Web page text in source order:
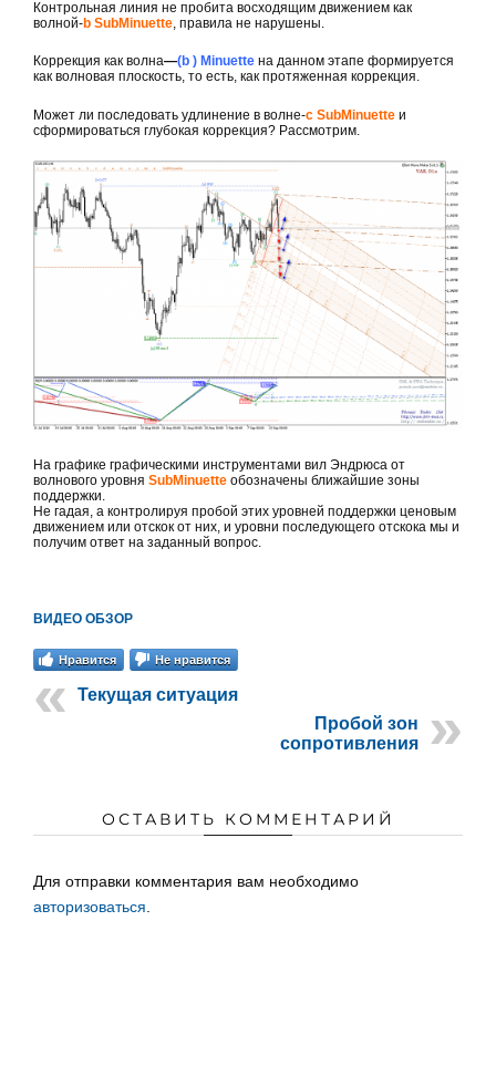
Контрольная линия не пробита восходящим движением как
волной-b SubMinuette, правила не нарушены.
Коррекция как волна—(b ) Minuette на данном этапе формируется
как волновая плоскость, то есть, как протяженная коррекция.
Может ли последовать удлинение в волне-с SubMinuette и
сформироваться глубокая коррекция? Рассмотрим.
На графике графическими инструментами вил Эндрюса от
волнового уровня SubMinuette обозначены ближайшие зоны
поддержки.
Не гадая, а контролируя пробой этих уровней поддержки ценовым
движением или отскок от них, и уровни последующего отскока мы и
получим ответ на заданный вопрос.
ВИДЕО ОБЗОР
Нравится Не нравится
Текущая ситуация
Пробой зон
сопротивления
ОСТАВИТЬ КОММЕНТАРИЙ
Для отправки комментария вам необходимо
авторизоваться